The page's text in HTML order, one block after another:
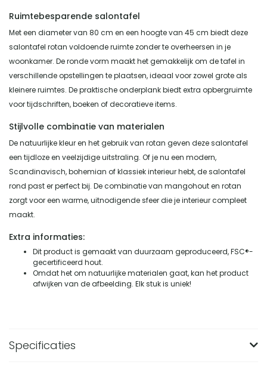
Ruimtebesparende salontafel
Met een diameter van 80 cm en een hoogte van 45 cm biedt deze
salontafel rotan voldoende ruimte zonder te overheersen in je
woonkamer. De ronde vorm maakt het gemakkelijk om de tafel in
verschillende opstellingen te plaatsen, ideaal voor zowel grote als
kleinere ruimtes. De praktische onderplank biedt extra opbergruimte
voor tijdschriften, boeken of decoratieve items.
Stijlvolle combinatie van materialen
De natuurlijke kleur en het gebruik van rotan geven deze salontafel
een tijdloze en veelzijdige uitstraling. Of je nu een modern,
Scandinavisch, bohemian of klassiek interieur hebt, de salontafel
rond past er perfect bij. De combinatie van mangohout en rotan
zorgt voor een warme, uitnodigende sfeer die je interieur compleet
maakt.
Extra informaties:
Dit product is gemaakt van duurzaam geproduceerd, FSC®-
gecertificeerd hout.
Omdat het om natuurlijke materialen gaat, kan het product
afwijken van de afbeelding. Elk stuk is uniek!
Specificaties